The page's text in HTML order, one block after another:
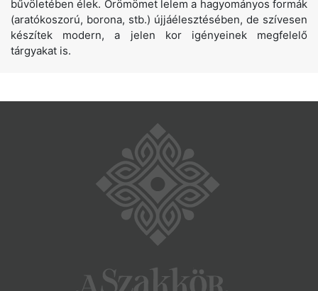
bűvöletében élek. Örömömet lelem a hagyományos formák
(aratókoszorú, borona, stb.) újjáélesztésében, de szívesen
készítek modern, a jelen kor igényeinek megfelelő
tárgyakat is.